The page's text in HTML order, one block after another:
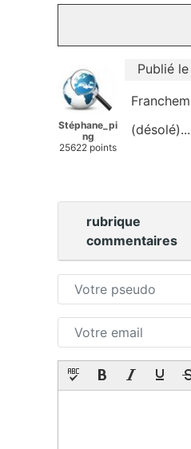
Stéphane_pi
ng
25622 points
Publié
(désolé)...
rubrique
commentaires